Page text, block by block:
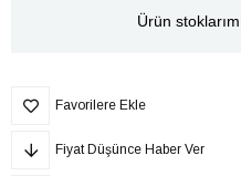
Ürün
Favorilere Ekle
Fiyat Düşünce Haber Ver